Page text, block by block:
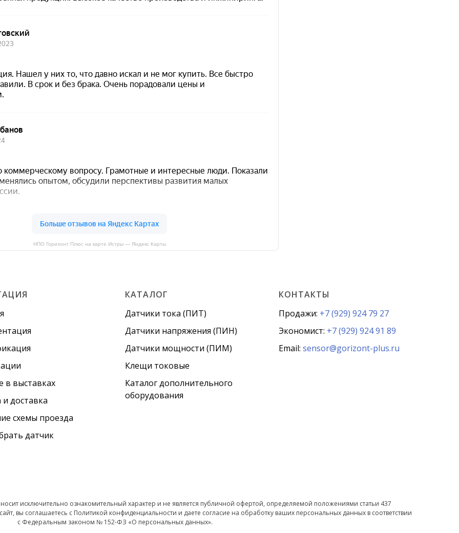
НПО Горизонт Плюс на карте Истры — Яндекс Карты
в выставках
доставка
схемы проезда
датчик
КАТАЛОГ
Датчики тока (ПИТ)
Датчики напряжения (ПИН)
Датчики мощности (ПИМ)
Клещи токовые
Каталог дополнительного
оборудования
КОНТАКТЫ
Продажи: +7 (929) 924 79 27
Экономист: +7 (929) 924 91 89
Email: sensor@gorizont-plus.ru
исключительно ознакомительный характер и не является публичной офертой, определяемой положениями статьи 437
вы соглашаетесь с Политикой конфиденциальности и даете согласие на обработку ваших персональных данных в соответствии
с Федеральным законом № 152-ФЗ «О персональных данных».